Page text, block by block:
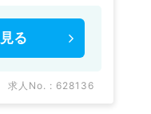
見る
求人No. : 628136